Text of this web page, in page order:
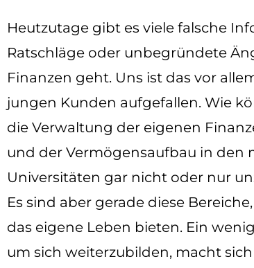
Heutzutage gibt es viele falsche
Ratschläge oder unbegründete
Finanzen geht. Uns ist das vor
jungen Kunden aufgefallen. Wie
die Verwaltung der eigenen
und der Vermögensaufbau in den
Universitäten gar nicht oder nur
Es sind aber gerade diese
das eigene Leben bieten. Ein
um sich weiterzubilden, macht